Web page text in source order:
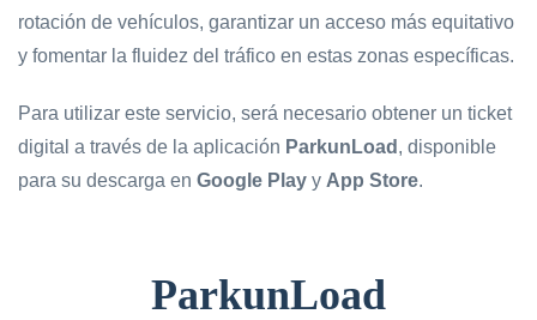
rotación de vehículos, garantizar un acceso más equitativo
y fomentar la fluidez del tráfico en estas zonas específicas.
Para utilizar este servicio, será necesario obtener un ticket
digital a través de la aplicación ParkunLoad , disponible
para su descarga en Google Play y App Store.
ParkunLoad